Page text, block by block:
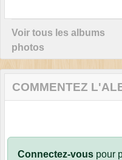
Voir tous les albums
photos
COMMENTEZ
Connectez-vous pour